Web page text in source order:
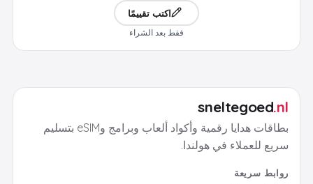
اكتب تقييمًا
فقط بعد الشراء
sneltegoed.nl
بطاقات هدايا رقمية وأكواد ألعاب وبرامج وeSIM بتسليم
سريع للعملاء في هولندا.
روابط سريعة